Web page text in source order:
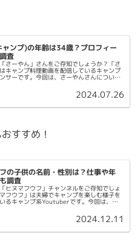
ャンプ)の年齢は34歳？プロフィー
査
さーやん」さんをご存知でしょうか？「さ
キャンプ料理動画を配信しているキャンプ
サーです。今回は、さーやんさんについて
2024.07.26
すすめ！
の子供の名前・性別は？仕事や年
調査
ヒヌマフウフ」チャンネルをご存知でしょ
フウフ」は夫婦でキャンプを楽しむ様子を
るキャンプ系Youtuberです。今回は、ヒ
2024.12.11